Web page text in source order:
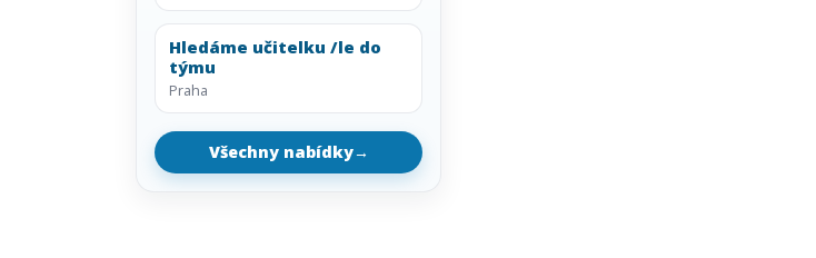
Hledáme učitelku /le do
týmu
Praha
Všechny nabídky→